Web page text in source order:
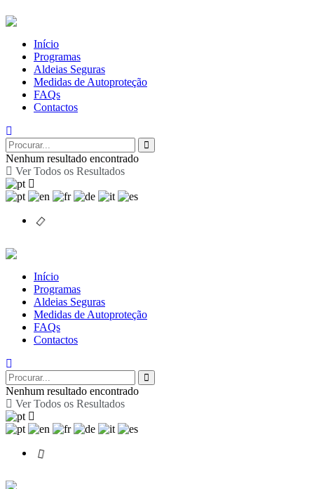
Início
Programas
Aldeias Seguras
Medidas de Autoproteção
FAQs
Contactos
Nenhum resultado encontrado
Ver Todos os Resultados
Início
Programas
Aldeias Seguras
Medidas de Autoproteção
FAQs
Contactos
Nenhum resultado encontrado
Ver Todos os Resultados